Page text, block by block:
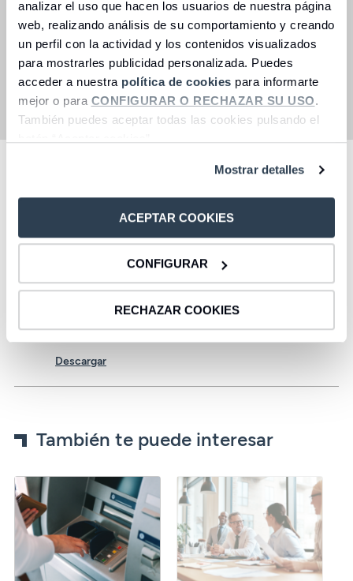
analizar el uso que hacen los usuarios de nuestra página
web, realizando análisis de su comportamiento y creando
un perfil con la actividad y los contenidos visualizados
para mostrarles publicidad personalizada. Puedes
acceder a nuestra política de cookies para informarte
mejor o para CONFIGURAR O RECHAZAR SU USO.
También puedes aceptar todas las cookies pulsando el
Mostrar detalles
ACEPTAR COOKIES
CONFIGURAR
RECHAZAR COOKIES
(2) Ejemplo representativo:para un importe de 20.000
€, a una TIN del 1% hasta 5.000 € y 2% desde 5.001 €
hasta 20.000 € (1,764% TAE), se percibe un total de
intereses de 350 € en el supuesto de mantener el
importe total durante 12 meses, lo que supone 29,17€ de
intereses en cada pago mensual.
Documentación legal
Documento informativo de
comisiones Mi primera cuenta
Descargar
También te puede interesar